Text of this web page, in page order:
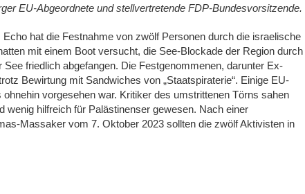
EU-Abgeordnete und stellvertretende FDP-Bundesvorsitzende.
Echo hat die Festnahme von zwölf Personen durch die israelische
mit einem Boot versucht, die See-Blockade der Region durch
friedlich abgefangen. Die Festgenommenen, darunter Ex-
Bewirtung mit Sandwiches von „Staatspiraterie“. Einige EU-
vorgesehen war. Kritiker des umstrittenen Törns sahen
wenig hilfreich für Palästinenser gewesen. Nach einer
Massaker vom 7. Oktober 2023 sollten die zwölf Aktivisten in